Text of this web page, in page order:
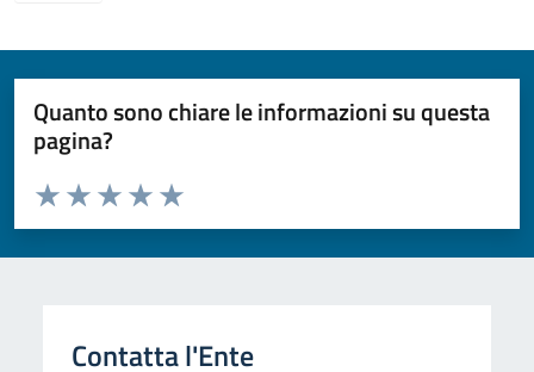
Quanto sono chiare le informazioni su questa
pagina?
Valuta da 1 a 5 stelle la pagina
Valuta 5 stelle su 5
Valuta 4 stelle su 5
Valuta 3 stelle su 5
Valuta 2 stelle su 5
Valuta 1 stelle su 5